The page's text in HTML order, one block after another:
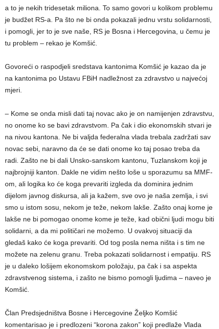
a to je nekih tridesetak miliona. To samo govori u kolikom problemu
je budžet RS-a. Pa što ne bi onda pokazali jednu vrstu solidarnosti,
i pomogli, jer to je sve naše, RS je Bosna i Hercegovina, u čemu je
tu problem – rekao je Komšić.
Govoreći o raspodjeli sredstava kantonima Komšić je kazao da je
na kantonima po Ustavu FBiH nadležnost za zdravstvo u najvećoj
mjeri.
– Kome se onda misli dati taj novac ako je on namijenjen zdravstvu,
no onome ko se bavi zdravstvom. Pa čak i dio ekonomskih stvari je
na nivou kantona. Ne bi valjda federalna vlada trebala zadržati sav
novac sebi, naravno da će se dati onome ko taj posao treba da
radi. Zašto ne bi dali Unsko-sanskom kantonu, Tuzlanskom koji je
najbrojniji kanton. Dakle ne vidim nešto loše u sporazumu sa MMF-
om, ali logika ko će koga prevariti izgleda da dominira jednim
dijelom javnog diskursa, ali ja kažem, sve ovo je naša zemlja, i svi
smo u istom sosu, nekom je teže, nekom lakše. Zašto onaj kome je
lakše ne bi pomogao onome kome je teže, kad obični ljudi mogu biti
solidarni, a da mi političari ne možemo. U ovakvoj situaciji da
gledaš kako će koga prevariti. Od tog posla nema ništa i s tim ne
možete na zelenu granu. Treba pokazati solidarnost i empatiju. RS
je u daleko lošijem ekonomskom položaju, pa čak i sa aspekta
zdravstvenog sistema, i zašto ne bismo pomogli ljudima – naveo je
Komšić.
Član Predsjedništva Bosne i Hercegovine Željko Komšić
komentarisao je i predlozeni “korona zakon” koji predlaže Vlada